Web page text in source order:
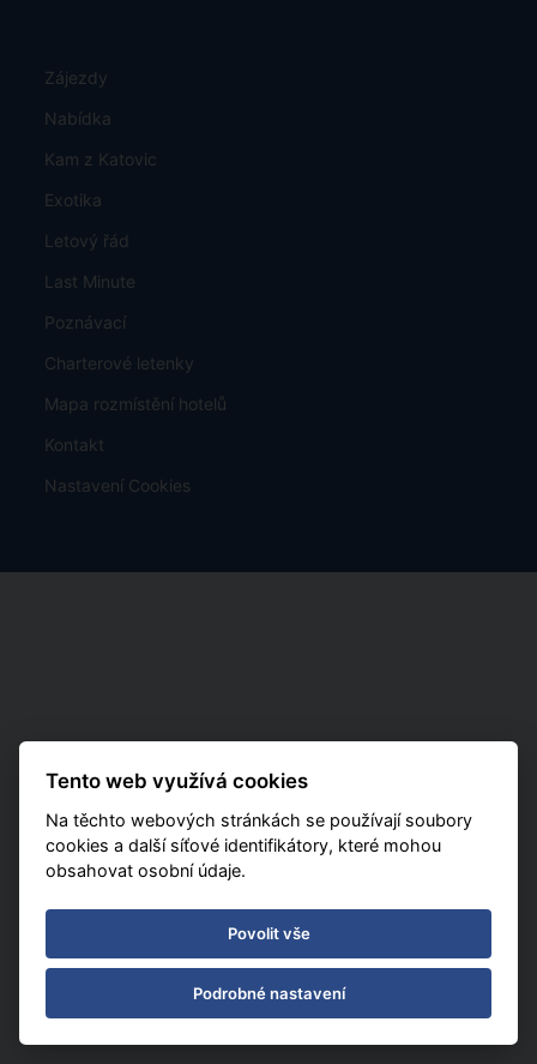
Zájezdy
Nabídka
Kam z Katovic
Exotika
Letový řád
Last Minute
Poznávací
Charterové letenky
Mapa rozmístění hotelů
Kontakt
Nastavení Cookies
Tento web využívá cookies
Na těchto webových stránkách se používají soubory
cookies a další síťové identifikátory, které mohou
obsahovat osobní údaje.
Povolit vše
Podrobné nastavení